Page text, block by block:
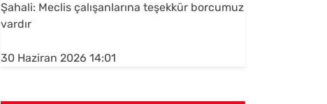
Şahali: Meclis çalışanlarına teşekkür borcumuz
vardır
30 Haziran 2026 14:01